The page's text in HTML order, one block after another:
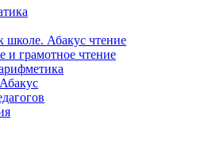
школе. Абакус чтение
и грамотное чтение